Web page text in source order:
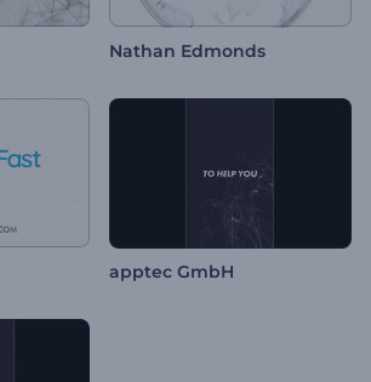
Nathan Edmonds
apptec GmbH